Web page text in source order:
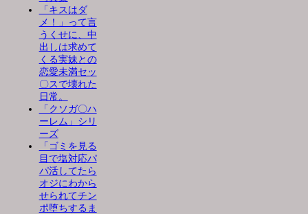
「キスはダ
メ！」って言
うくせに、中
出しは求めて
くる実妹との
恋愛未満セッ
〇スで壊れた
日常。
「クソガ〇ハ
ーレム」シリ
ーズ
「ゴミを見る
目で塩対応パ
パ活してたら
オジにわから
せられてチン
ポ堕ちするま